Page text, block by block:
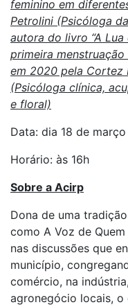
feminino em
Petrolini (Psicóloga
autora do livro “A
primeira
em 2020 pela Cortez
(Psicóloga clínica,
e floral)
Data: dia 18 de
Horário: às 16h
Sobre a Acirp
Dona de uma
como A Voz de
nas discussões que
município,
comércio, na
agronegócio locais, o